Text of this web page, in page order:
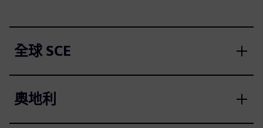
全球 SCE
奧地利